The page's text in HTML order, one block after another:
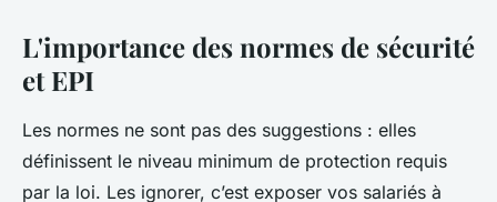
L'importance des normes de sécurité
et EPI
Les normes ne sont pas des suggestions : elles
définissent le niveau minimum de protection requis
par la loi. Les ignorer, c’est exposer vos salariés à